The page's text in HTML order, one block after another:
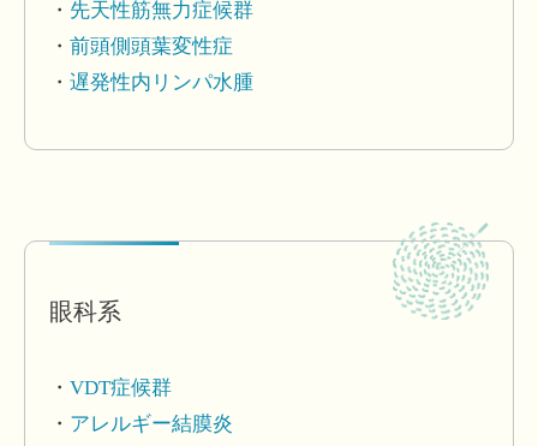
先天性筋無力症候群
前頭側頭葉変性症
遅発性内リンパ水腫
眼科系
VDT症候群
アレルギー結膜炎